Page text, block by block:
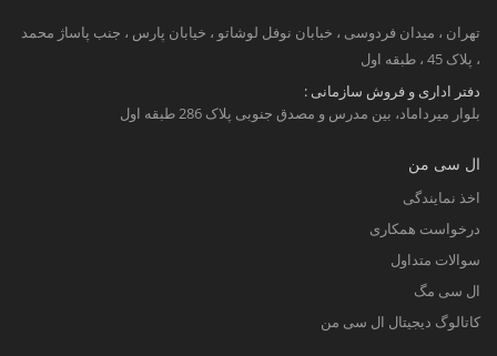
تهران ، میدان فردوسی ، خبابان نوفل لوشاتو ، خیابان پارس ، جنب پاساژ محمد
، پلاک 45 ، طبقه اول
دفتر اداری و فروش سازمانی :
بلوار میرداماد، بین مدرس و مصدق جنوبی پلاک 286 طبقه اول
ال سی من
اخذ نمایندگی
درخواست همکاری
سوالات متداول
ال سی مگ
کاتالوگ دیجیتال ال سی من